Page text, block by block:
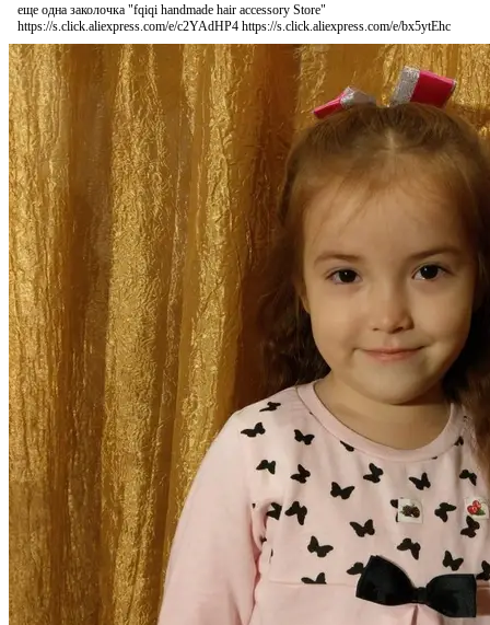
еще одна заколочка "fqiqi handmade hair accessory Store"
https://s.click.aliexpress.com/e/c2YAdHP4 https://s.click.aliexpress.com/e/bx5ytEhc